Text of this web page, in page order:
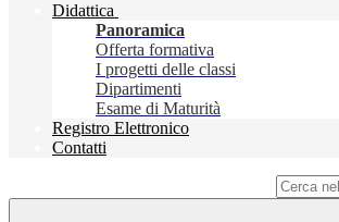
Didattica
Panoramica
Offerta formativa
I progetti delle classi
Dipartimenti
Esame di Maturità
Registro Elettronico
Contatti